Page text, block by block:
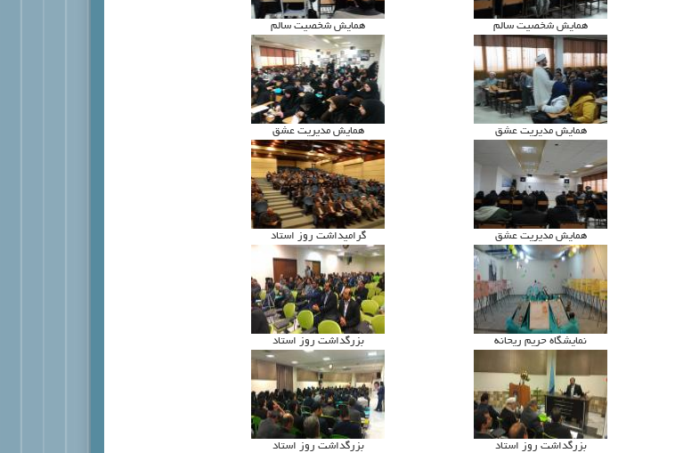
همايش شخصيت سالم همايش شخصيت سالم
همايش مديريت عشق همايش مديريت عشق
همايش مديريت عشق گراميداشت روز استاد
نمايشگاه حريم ريحانه بزرگداشت روز استاد
بزرگداشت روز استاد
بزرگداشت روز استاد